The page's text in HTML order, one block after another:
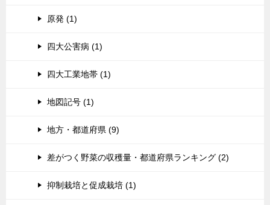
原発 (1)
四大公害病 (1)
四大工業地帯 (1)
地図記号 (1)
地方・都道府県 (9)
差がつく野菜の収穫量・都道府県ランキング (2)
抑制栽培と促成栽培 (1)